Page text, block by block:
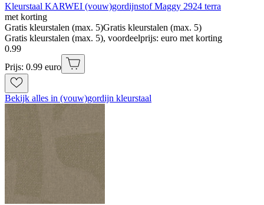
Kleurstaal KARWEI (vouw)gordijnstof Maggy 2924 terra
met korting
Gratis kleurstalen (max. 5)Gratis kleurstalen (max. 5)
Gratis kleurstalen (max. 5), voordeelprijs: euro met korting
0.99
Prijs: 0.99 euro
Bekijk alles in (vouw)gordijn kleurstaal